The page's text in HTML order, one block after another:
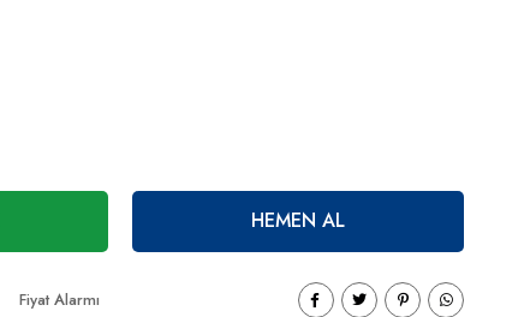
HEMEN AL
Fiyat Alarmı